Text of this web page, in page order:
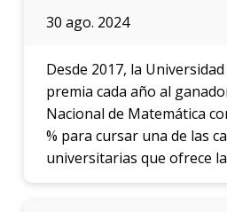
30 ago. 2024
Desde 2017, la
premia cada año al
Nacional de Matemática
% para cursar una de las
universitarias que ofrece